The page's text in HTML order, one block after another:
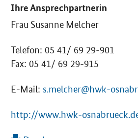
Ihre Ansprechpartnerin
Frau Susanne Melcher
Telefon: 05 41/ 69 29-901
Fax: 05 41/ 69 29-915
E-Mail: s.melcher@hwk-
http://www.hwk-